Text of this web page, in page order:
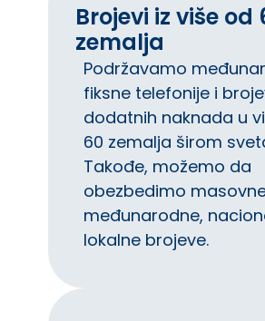
Brojevi iz više od
zemalja
Podržavamo
fiksne telefonije i
dodatnih naknada u
60 zemalja širom
Takođe, možemo da
obezbedimo
međunarodne,
lokalne brojeve.